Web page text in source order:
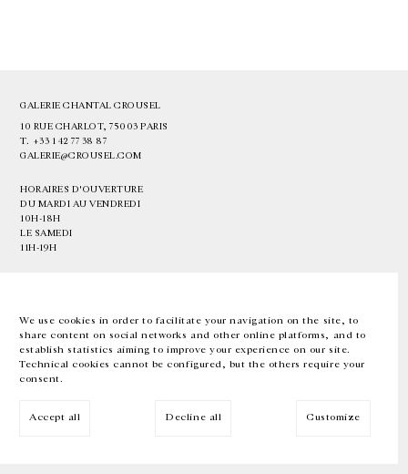
We use cookies in order to facilitate your navigation on the site, to
share content on social networks and other online platforms, and to
establish statistics aiming to improve your experience on our site.
Technical cookies cannot be configured, but the others require your
consent.
Accept all Decline all Customize
GALERIE CHANTAL CROUSEL
10 RUE CHARLOT, 75003 PARIS
T. +33 1 42 77 38 87
GALERIE@CROUSEL.COM
HORAIRES D'OUVERTURE
DU MARDI AU VENDREDI
10H-18H
LE SAMEDI
11H-19H
EN FR 中文 Facebook Instagram
Inscrivez-vous à notre newsletter